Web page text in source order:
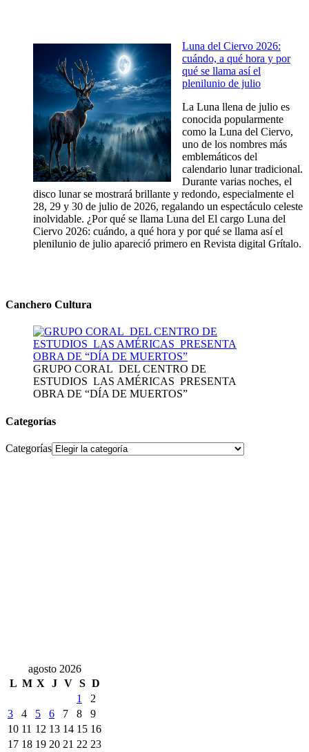
Luna del Ciervo 2026:
cuándo, a qué hora y por
qué se llama así el
plenilunio de julio
La Luna llena de julio es
conocida popularmente
como la Luna del Ciervo,
uno de los nombres más
emblemáticos del
calendario lunar tradicional.
Durante varias noches, el
disco lunar se mostrará brillante y redondo, especialmente el
28, 29 y 30 de julio de 2026, regalando un espectáculo celeste
inolvidable. ¿Por qué se llama Luna del El cargo Luna del
Ciervo 2026: cuándo, a qué hora y por qué se llama así el
plenilunio de julio apareció primero en Revista digital Grítalo.
Canchero Cultura
GRUPO CORAL DEL CENTRO DE
ESTUDIOS LAS AMÉRICAS PRESENTA
OBRA DE “DÍA DE MUERTOS”
Categorías
Categorías
agosto 2026
L M X J V S D
1
2
3
4 5 6 7 8
9
10 11 12 13 14 15 16
17 18 19 20 21 22 23